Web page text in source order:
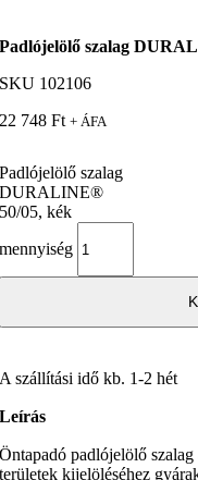
Padlójelölő szalag
SKU 102106
22 748Ft + ÁFA
Padlójelölő szalag
DURALINE®
50/05, kék
mennyiség
A szállítási idő kb. 1-2 hét
Leírás
Öntapadó padlójelölő
területek kijelöléséhez